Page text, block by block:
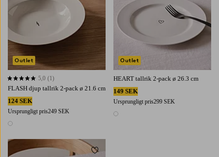
FLASH djup tallrik 2-pack ø 21.6 cm
124 SEK
Ursprungligt pris249 SEK
1 färg
5,0 baserat på 1 st betyg
5,0 (1)
Outlet
HEART tallrik 2-pack ø 26.3 cm
149 SEK
Ursprungligt pris299 SEK
1 färg
Outlet
Lägg till i favoriter